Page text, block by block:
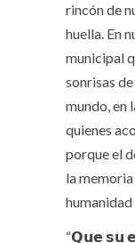
rincón de
huella. En
municipal
sonrisas
mundo, en
quienes
porque el
la
“𝗤𝘂𝗲 𝘀𝘂